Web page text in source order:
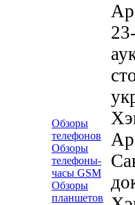
Обзоры
телефонов
Обзоры
телефоны-
часы GSM
Обзоры
планшетов